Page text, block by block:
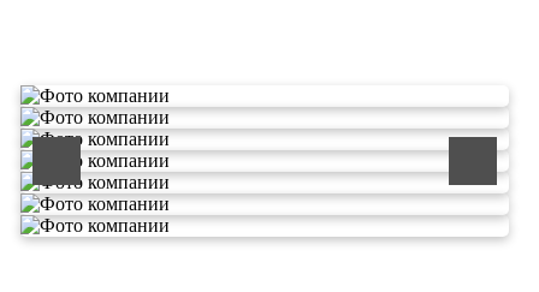
ООО «ЭКОВОЛГА» является современной и